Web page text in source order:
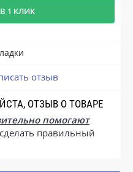
1 КЛИК
отзыв
ОТЗЫВ О ТОВАРЕ
помогают
правильный